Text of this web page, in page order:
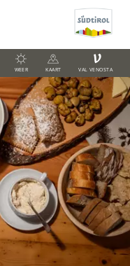
WEER KAART
V
VAL VENOSTA